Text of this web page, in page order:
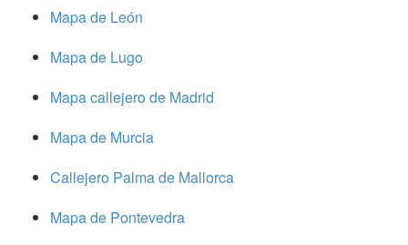
Mapa de León
Mapa de Lugo
Mapa callejero de Madrid
Mapa de Murcia
Callejero Palma de Mallorca
Mapa de Pontevedra